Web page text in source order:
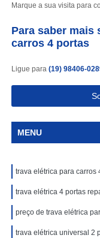
Marque a sua visita para
Para saber mais
carros 4 portas
Ligue para (19) 98406-
MENU
trava elétrica para carros
trava elétrica 4 portas
preço de trava elétrica
trava elétrica universal 2